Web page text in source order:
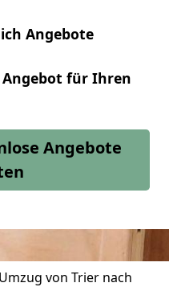
Angebote
Angebot für Ihren
Angebote
Umzug von Trier nach